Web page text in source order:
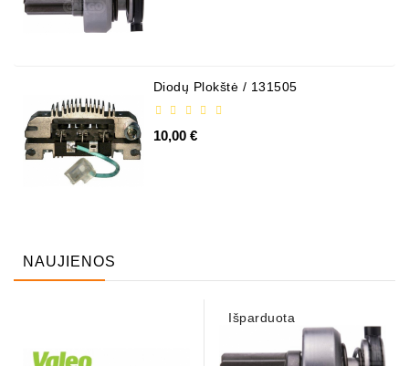
Diodų Plokštė / 131505
10,00 €
NAUJIENOS
Išparduota